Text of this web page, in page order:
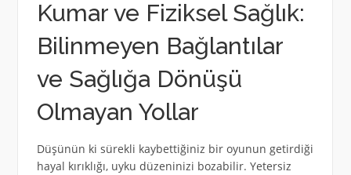
Kumar ve Fiziksel Sağlık:
Bilinmeyen Bağlantılar
ve Sağlığa Dönüşü
Olmayan Yollar
Düşünün ki sürekli kaybettiğiniz bir oyunun getirdiği
hayal kırıklığı, uyku düzeninizi bozabilir. Yetersiz